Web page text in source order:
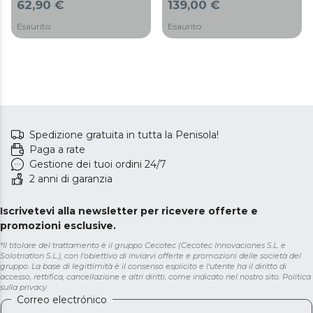
funzionamento, display
LCD, controllo touch,
timer 9 h, ruote, 25 m2
62,90 €
Esaurito
di potenza, protezione
contro il surriscaldamento
e anti ribaltamento, ruote,
139,00 €
Esaurito
Spedizione gratuita in tutta la Penisola!
Paga a rate
Gestione dei tuoi ordini 24/7
2 anni di garanzia
Iscrivetevi alla newsletter per ricevere offerte e
promozioni esclusive.
*Il titolare del trattamento è il gruppo Cecotec (Cecotec Innovaciones S.L. e
Solotriatlon S.L.), con l'obiettivo di inviarvi offerte e promozioni delle società del
gruppo. La base di legittimità è il consenso esplicito e l'utente ha il diritto di
accesso, rettifica, cancellazione e altri diritti, come indicato nel nostro sito. Politica
sulla privacy
Correo electrónico